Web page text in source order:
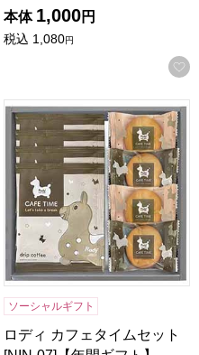
に入りに登録する
本体 1,000円
税込 1,080円
10]【年間ギフト】
ロディ カフェタイムセット
ソーシャルギフト
ロディ カフェタイムセット